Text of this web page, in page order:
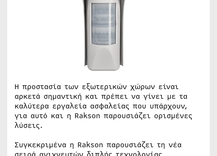
Η προστασία των εξωτερικών χώρων είναι
αρκετά σημαντική και πρέπει να γίνει με τα
καλύτερα εργαλεία ασφαλείας που υπάρχουν,
για αυτό και η Rakson παρουσιάζει ορισμένες
λύσεις.
Συγκεκριμένα η Rakson παρουσιάζει τη νέα